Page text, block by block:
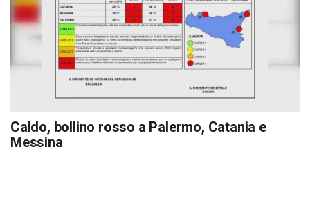
Caldo, bollino rosso a Palermo, Catania e
Messina